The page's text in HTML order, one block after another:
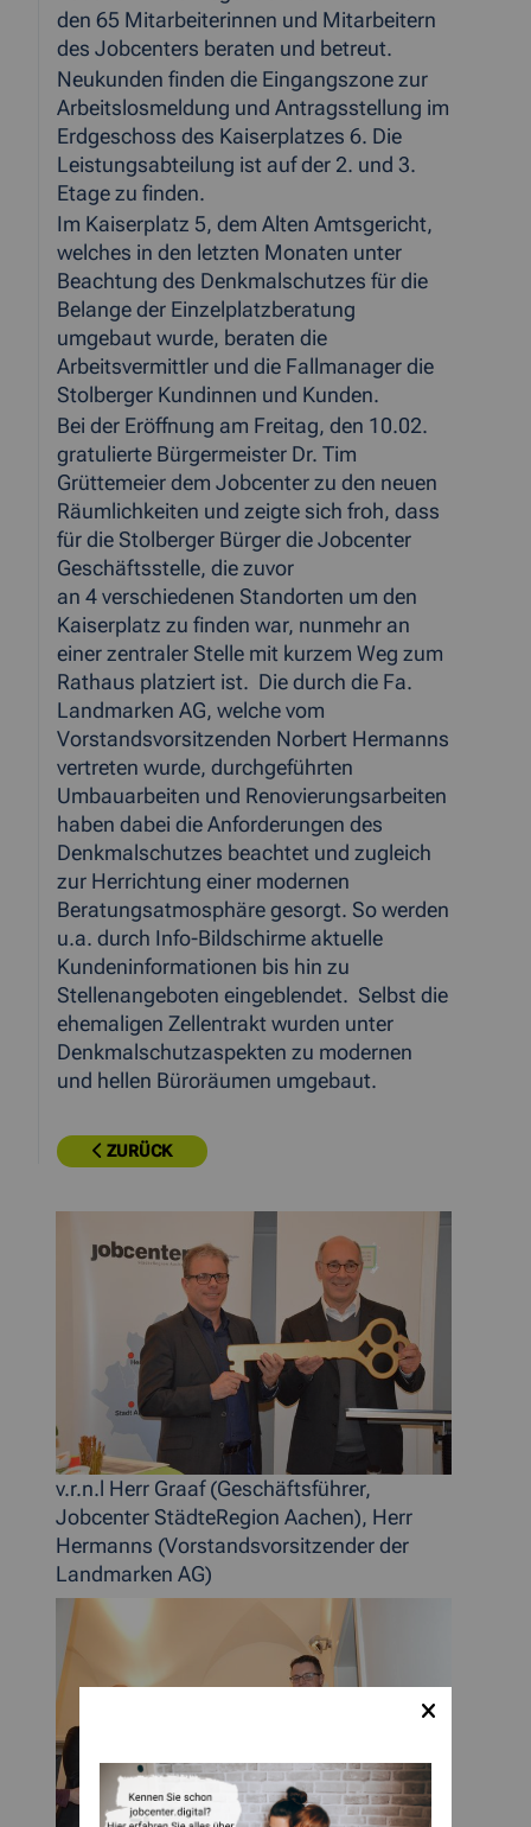
den 65 Mitarbeiterinnen und Mitarbeitern
des Jobcenters beraten und betreut.
Neukunden finden die Eingangszone zur
Arbeitslosmeldung und Antragsstellung im
Erdgeschoss des Kaiserplatzes 6. Die
Leistungsabteilung ist auf der 2. und 3.
Etage zu finden.
Im Kaiserplatz 5, dem Alten Amtsgericht,
welches in den letzten Monaten unter
Beachtung des Denkmalschutzes für die
Belange der Einzelplatzberatung
umgebaut wurde, beraten die
Arbeitsvermittler und die Fallmanager die
Stolberger Kundinnen und Kunden.
Bei der Eröffnung am Freitag, den 10.02.
gratulierte Bürgermeister Dr. Tim
Grüttemeier dem Jobcenter zu den neuen
Räumlichkeiten und zeigte sich froh, dass
für die Stolberger Bürger die Jobcenter
Geschäftsstelle, die zuvor
an 4 verschiedenen Standorten um den
Kaiserplatz zu finden war, nunmehr an
einer zentraler Stelle mit kurzem Weg zum
Rathaus platziert ist. Die durch die Fa.
Landmarken AG, welche vom
Vorstandsvorsitzenden Norbert Hermanns
vertreten wurde, durchgeführten
Umbauarbeiten und Renovierungsarbeiten
haben dabei die Anforderungen des
Denkmalschutzes beachtet und zugleich
zur Herrichtung einer modernen
Beratungsatmosphäre gesorgt. So werden
u.a. durch Info-Bildschirme aktuelle
Kundeninformationen bis hin zu
Stellenangeboten eingeblendet. Selbst die
ehemaligen Zellentrakt wurden unter
Denkmalschutzaspekten zu modernen
und hellen Büroräumen umgebaut.
ZURÜCK
v.r.n.l Herr Graaf (Geschäftsführer,
Jobcenter StädteRegion Aachen), Herr
Hermanns (Vorstandsvorsitzender der
Landmarken AG)